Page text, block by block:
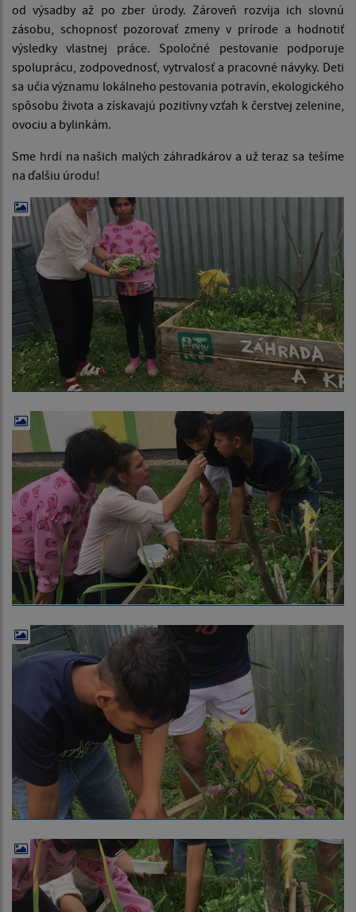
od výsadby až po zber úrody. Zároveň rozvíja ich slovnú
zásobu, schopnosť pozorovať zmeny v prírode a hodnotiť
výsledky vlastnej práce. Spoločné pestovanie podporuje
spoluprácu, zodpovednosť, vytrvalosť a pracovné návyky. Deti
sa učia významu lokálneho pestovania potravín, ekologického
spôsobu života a získavajú pozitívny vzťah k čerstvej zelenine,
ovociu a bylinkám.
Sme hrdí na našich malých záhradkárov a už teraz sa tešíme
na ďalšiu úrodu!